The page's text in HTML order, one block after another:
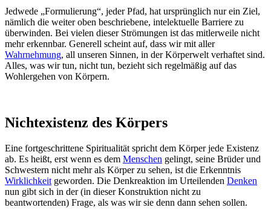
Jedwede „Formulierung“, jeder Pfad, hat ursprünglich nur ein Ziel,
nämlich die weiter oben beschriebene, intelektuelle Barriere zu
überwinden. Bei vielen dieser Strömungen ist das mitlerweile nicht
mehr erkennbar. Generell scheint auf, dass wir mit aller
Wahrnehmung, all unseren Sinnen, in der Körperwelt verhaftet sind.
Alles, was wir tun, nicht tun, bezieht sich regelmäßig auf das
Wohlergehen von Körpern.
Nichtexistenz des Körpers
Eine fortgeschrittene Spiritualität spricht dem Körper jede Existenz
ab. Es heißt, erst wenn es dem Menschen gelingt, seine Brüder und
Schwestern nicht mehr als Körper zu sehen, ist die Erkenntnis
Wirklichkeit geworden. Die Denkreaktion im Urteilenden Denken
nun gibt sich in der (in dieser Konstruktion nicht zu
beantwortenden) Frage, als was wir sie denn dann sehen sollen.